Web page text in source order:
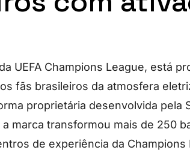
UEFA Champions League, está
fãs brasileiros da atmosfera
proprietária desenvolvida pela
marca transformou mais de 250
de experiência da Champions